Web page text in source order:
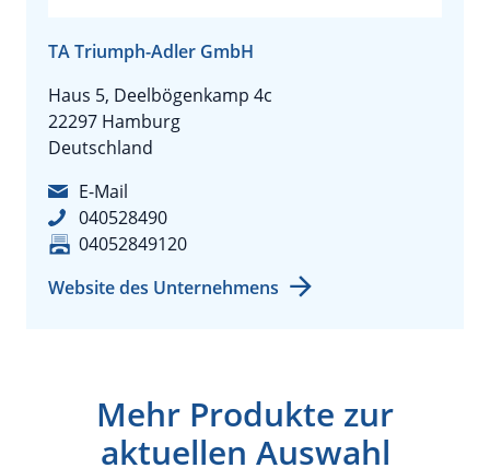
TA Triumph-Adler GmbH
Haus 5, Deelbögenkamp 4c
22297 Hamburg
Deutschland
E-Mail
040528490
04052849120
Website des Unternehmens
Mehr Produkte zur
aktuellen Auswahl